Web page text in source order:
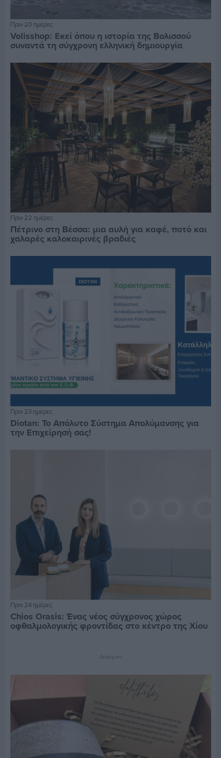
Πριν 20 ημέρες
Volisshop: Εκεί όπου η ιστορία της Βολισσού
συναντά τη σύγχρονη ελληνική δημιουργία
Πριν 22 ημέρες
Πέτρινο στη Βέσσα: μια αυλή για καφέ, ποτό και
χαλαρές καλοκαιρινές βραδιές
Πριν 23 ημέρες
Diotan: Το Απόλυτο Σύστημα Απολύμανσης για
την Επιχείρησή σας!
Πριν 24 ημέρες
Chios Orasis: Ένας νέος σύγχρονος χώρος
οφθαλμολογικής φροντίδας στο κέντρο της Χίου
Διαφήμιση